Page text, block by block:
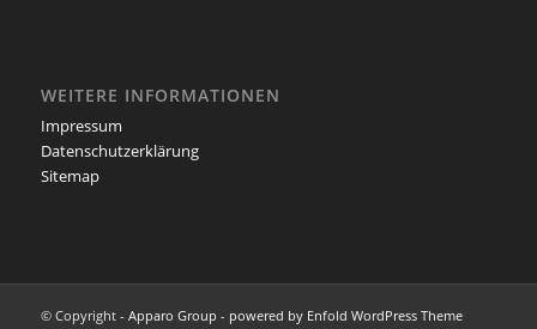
WEITERE INFORMATIONEN
Impressum
Datenschutzerklärung
Sitemap
© Copyright - Apparo Group - powered by Enfold WordPress Theme